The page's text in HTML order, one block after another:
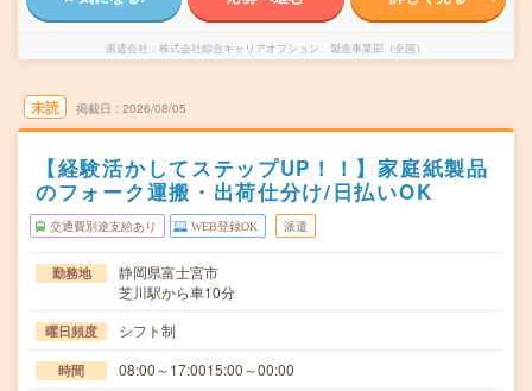
派遣会社 株式会社綜合キャリアオプション 製造事業部（全国）
未読 掲載日 2026/08/05
【経験活かしてステップUP！！】家庭紙製品
のフォーク運搬・出荷仕分け/日払いOK
交通費別途支給あり WEB登録OK 派遣
勤務地
静岡県富士宮市
芝川駅から車10分
曜日頻度 シフト制
時間 08:00～17:0015:00～00:00